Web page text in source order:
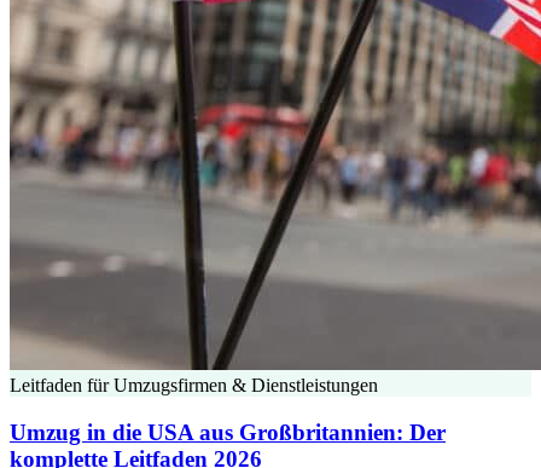
Leitfaden für Umzugsfirmen & Dienstleistungen
Umzug in die USA aus Großbritannien: Der
komplette Leitfaden 2026